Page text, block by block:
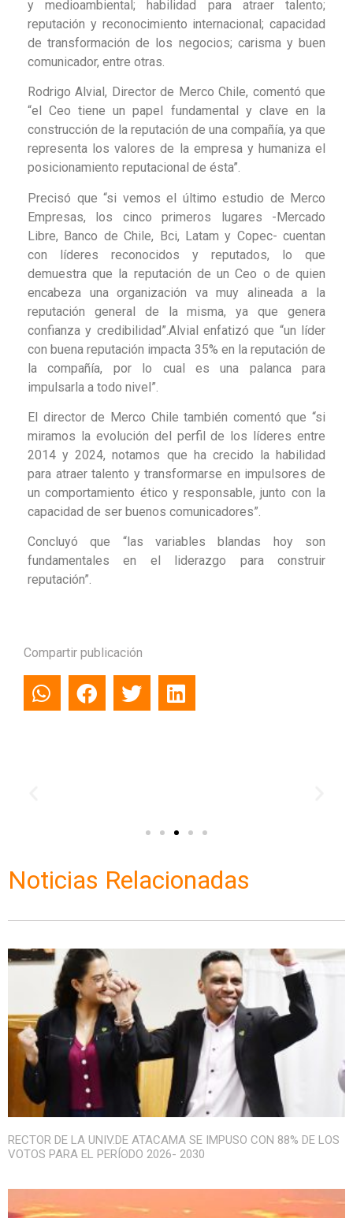
y medioambiental; habilidad para atraer talento;
reputación y reconocimiento internacional; capacidad
de transformación de los negocios; carisma y buen
comunicador, entre otras.
Rodrigo Alvial, Director de Merco Chile, comentó que
“el Ceo tiene un papel fundamental y clave en la
construcción de la reputación de una compañía, ya que
representa los valores de la empresa y humaniza el
posicionamiento reputacional de ésta”.
Precisó que “si vemos el último estudio de Merco
Empresas, los cinco primeros lugares -Mercado
Libre, Banco de Chile, Bci, Latam y Copec- cuentan
con líderes reconocidos y reputados, lo que
demuestra que la reputación de un Ceo o de quien
encabeza una organización va muy alineada a la
reputación general de la misma, ya que genera
confianza y credibilidad”.Alvial enfatizó que “un líder
con buena reputación impacta 35% en la reputación de
la compañía, por lo cual es una palanca para
impulsarla a todo nivel”.
El director de Merco Chile también comentó que “si
miramos la evolución del perfil de los líderes entre
2014 y 2024, notamos que ha crecido la habilidad
para atraer talento y transformarse en impulsores de
un comportamiento ético y responsable, junto con la
capacidad de ser buenos comunicadores”.
Concluyó que “las variables blandas hoy son
fundamentales en el liderazgo para construir
reputación”.
Compartir publicación
Noticias Relacionadas
RECTOR DE LA UNIV.DE ATACAMA SE IMPUSO CON 88% DE LOS
VOTOS PARA EL PERÍODO 2026- 2030